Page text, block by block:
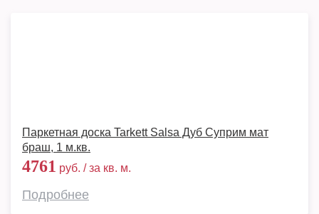
Паркетная доска Tarkett Salsa Дуб Суприм мат
браш, 1 м.кв.
4761 руб. / за кв. м.
Подробнее